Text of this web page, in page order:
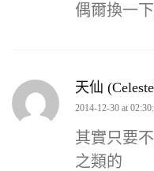
偶爾換一
天仙
2014-12-30 at
其實只要
之類的